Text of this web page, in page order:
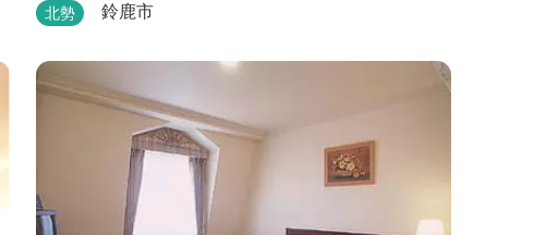
500m、行楽では鈴鹿サーキット様まで約1,3キロ、
ロととても近い場所にあります。亀山市へのアクセ
スも便利でシャープ亀山工場では約10キロと鈴鹿市
では近い場所となっております。
北勢 鈴鹿市